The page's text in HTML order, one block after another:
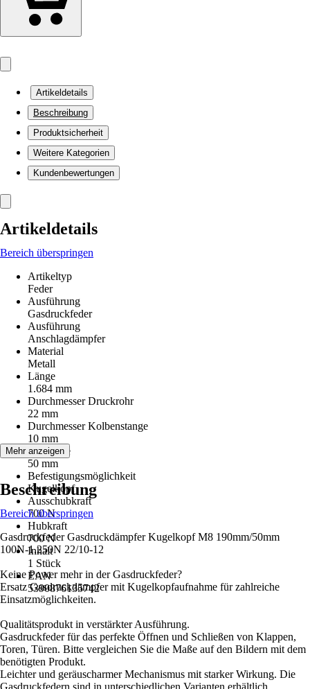
Artikeldetails
Beschreibung
Produktsicherheit
Weitere Kategorien
Kundenbewertungen
Artikeldetails
Bereich überspringen
Artikeltyp
Feder
Ausführung
Gasdruckfeder
Ausführung
Anschlagdämpfer
Material
Metall
Länge
1.684 mm
Durchmesser Druckrohr
22 mm
Durchmesser Kolbenstange
10 mm
Hublänge
50 mm
Befestigungsmöglichkeit
Kugelkopf
Ausschubkraft
700 N
Hubkraft
700 N
Inhalt
1 Stück
EAN
5390876135742
Mehr anzeigen
Beschreibung
Bereich überspringen
Gasdruckfeder Gasdruckdämpfer Kugelkopf M8 190mm/50mm
100N-1.250N 22/10-12
Keine Power mehr in der Gasdruckfeder?
Ersatz Gasdruckdämpfer mit Kugelkopfaufnahme für zahlreiche
Einsatzmöglichkeiten.
Qualitätsprodukt in verstärkter Ausführung.
Gasdruckfeder für das perfekte Öffnen und Schließen von Klappen,
Toren, Türen. Bitte vergleichen Sie die Maße auf den Bildern mit dem
benötigten Produkt.
Leichter und geräuscharmer Mechanismus mit starker Wirkung. Die
Gasdruckfedern sind in unterschiedlichen Varianten erhältlich.